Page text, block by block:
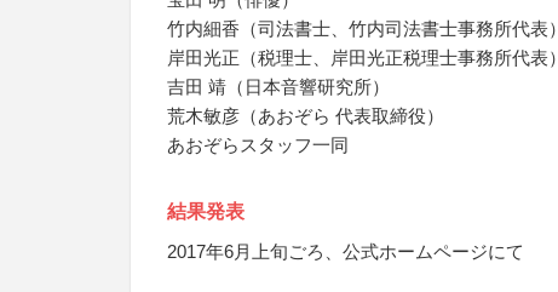
竹内細香（司法書士、竹内司法書士事務所代表）
岸田光正（税理士、岸田光正税理士事務所代表）
吉田 靖（日本音響研究所）
荒木敏彦（あおぞら 代表取締役）
あおぞらスタッフ一同
結果発表
2017年6月上旬ごろ、公式ホームページにて